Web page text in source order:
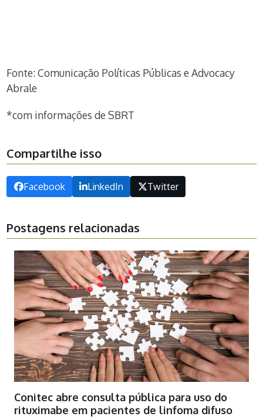
Fonte: Comunicação Políticas Públicas e Advocacy
Abrale
*com informações de SBRT
Compartilhe isso
Facebook LinkedIn Twitter
Postagens relacionadas
Conitec abre consulta pública para uso do
rituximabe em pacientes de linfoma difuso